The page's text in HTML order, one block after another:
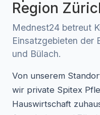
Region
Mednest24 betreut
Einsatzgebieten der
und Bülach.
Von unserem
wir private Spitex
Hauswirtschaft